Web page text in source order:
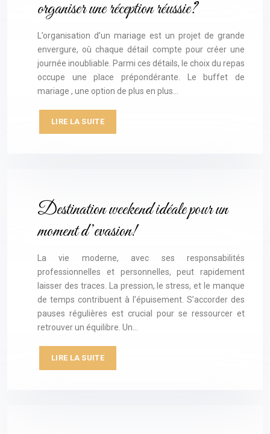
organiser une réception réussie?
L’organisation d’un mariage est un projet de grande
envergure, où chaque détail compte pour créer une
journée inoubliable. Parmi ces détails, le choix du repas
occupe une place prépondérante. Le buffet de
mariage , une option de plus en plus…
LIRE LA SUITE
Destination weekend idéale pour un
moment d’evasion!
La vie moderne, avec ses responsabilités
professionnelles et personnelles, peut rapidement
laisser des traces. La pression, le stress, et le manque
de temps contribuent à l’épuisement. S’accorder des
pauses régulières est crucial pour se ressourcer et
retrouver un équilibre. Un…
LIRE LA SUITE